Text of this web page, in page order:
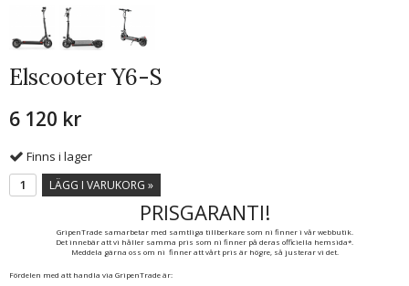
Elscooter Y6-S
6 120 kr
Finns i lager
LÄGG I VARUKORG »
PRISGARANTI!
GripenTrade samarbetar med samtliga tillberkare som ni finner i vår webbutik.
Det innebär att vi håller samma pris som ni finner på deras officiella hemsida*.
Meddela gärna oss om ni finner att vårt pris är högre, så justerar vi det.
Fördelen med att handla via GripenTrade är: